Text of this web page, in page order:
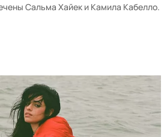
Сальма Хайек и Камила Кабелло.